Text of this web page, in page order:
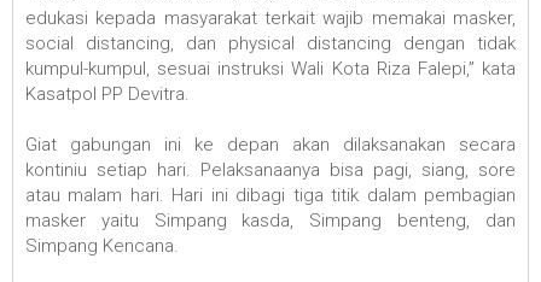
edukasi kepada masyarakat terkait wajib memakai masker,
social distancing, dan physical distancing dengan tidak
kumpul-kumpul, sesuai instruksi Wali Kota Riza Falepi,” kata
Kasatpol PP Devitra.
Giat gabungan ini ke depan akan dilaksanakan secara
kontiniu setiap hari. Pelaksanaanya bisa pagi, siang, sore
atau malam hari. Hari ini dibagi tiga titik dalam pembagian
masker yaitu Simpang kasda, Simpang benteng, dan
Simpang Kencana.